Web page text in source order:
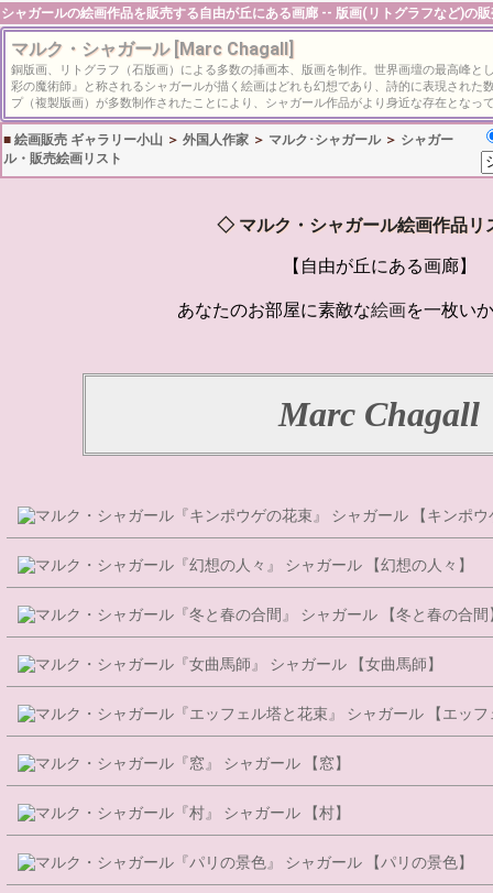
シャガールの絵画作品を販売する自由が丘にある画廊 -- 版画(リトグラフなど)の
マルク・シャガール [Marc Chagall]
銅版画、リトグラフ（石版画）による多数の挿画本、版画を制作。世界画壇の最高峰
彩の魔術師』と称されるシャガールが描く絵画はどれも幻想であり、詩的に表現され
プ（複製版画）が多数制作されたことにより、シャガール作品がより身近な存在となっ
■ 絵画販売 ギャラリー小山 ＞ 外国人作家 ＞ マルク･シャガール＞ シャガー
ル・販売絵画リスト
◇ マルク・シャガール絵画作品リ
【自由が丘にある画廊】
あなたのお部屋に素敵な絵画を一枚い
Marc Chagall
シャガール 【キンポ
シャガール 【幻想の人々】
シャガール 【冬と春の合間
シャガール 【女曲馬師】
シャガール 【エッ
シャガール 【窓】
シャガール 【村】
シャガール 【パリの景色】